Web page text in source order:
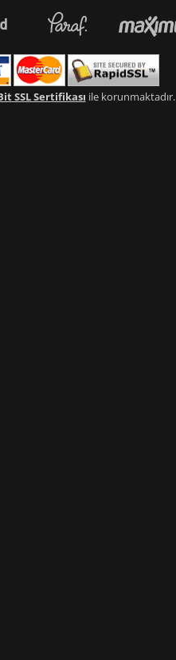
SSL Sertifikası ile korunmaktadır.